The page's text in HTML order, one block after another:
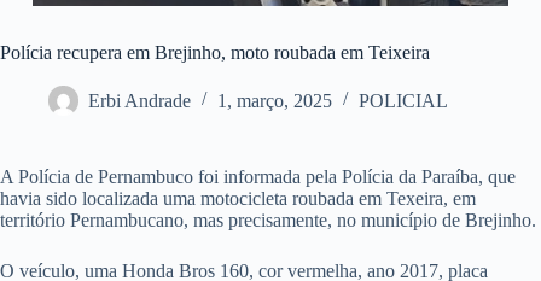
Polícia recupera em Brejinho, moto roubada em Teixeira
Erbi Andrade 1, março, 2025 POLICIAL
A Polícia de Pernambuco foi informada pela Polícia da Paraíba, que
havia sido localizada uma motocicleta roubada em Texeira, em
território Pernambucano, mas precisamente, no município de Brejinho.
O veículo, uma Honda Bros 160, cor vermelha, ano 2017, placa